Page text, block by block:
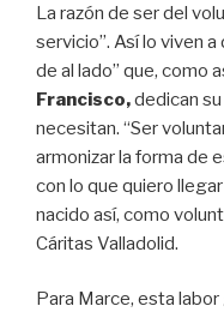
La razón de ser del
servicio”. Así lo viven
de al lado” que, como
Francisco,dedican
necesitan. “Ser
armonizar la forma de
con lo que quiero
nacido así, como
Cáritas Valladolid.
Para Marce, esta